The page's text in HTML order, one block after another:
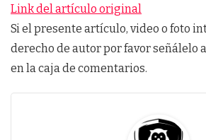
Link del artículo original
Si el presente artículo, video o foto
derecho de autor por favor señálelo
en la caja de comentarios.